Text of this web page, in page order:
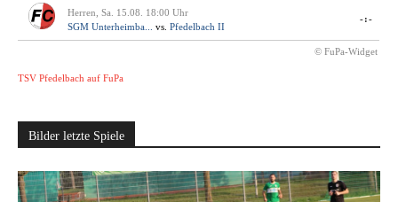
Herren, Sa. 15.08. 18:00 Uhr
SGM Unterheimba...
vs. Pfedelbach II
-:-
© FuPa-Widget
TSV Pfedelbach auf FuPa
Bilder letzte Spiele